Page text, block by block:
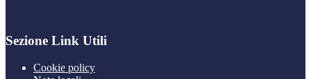
Sezione Link Utili
Cookie policy